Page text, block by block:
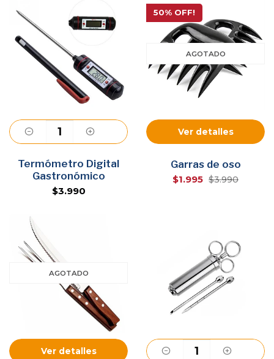
Agregar
Termómetro Digital
Gastronómico
$3.990
Ver detalles
50% OFF!
AGOTADO
Garras de oso
$1.995 $3.990
Ver detalles
AGOTADO